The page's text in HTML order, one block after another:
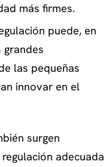
más firmes.
puede, en
grandes
las pequeñas
innovar en el
surgen
adecuada